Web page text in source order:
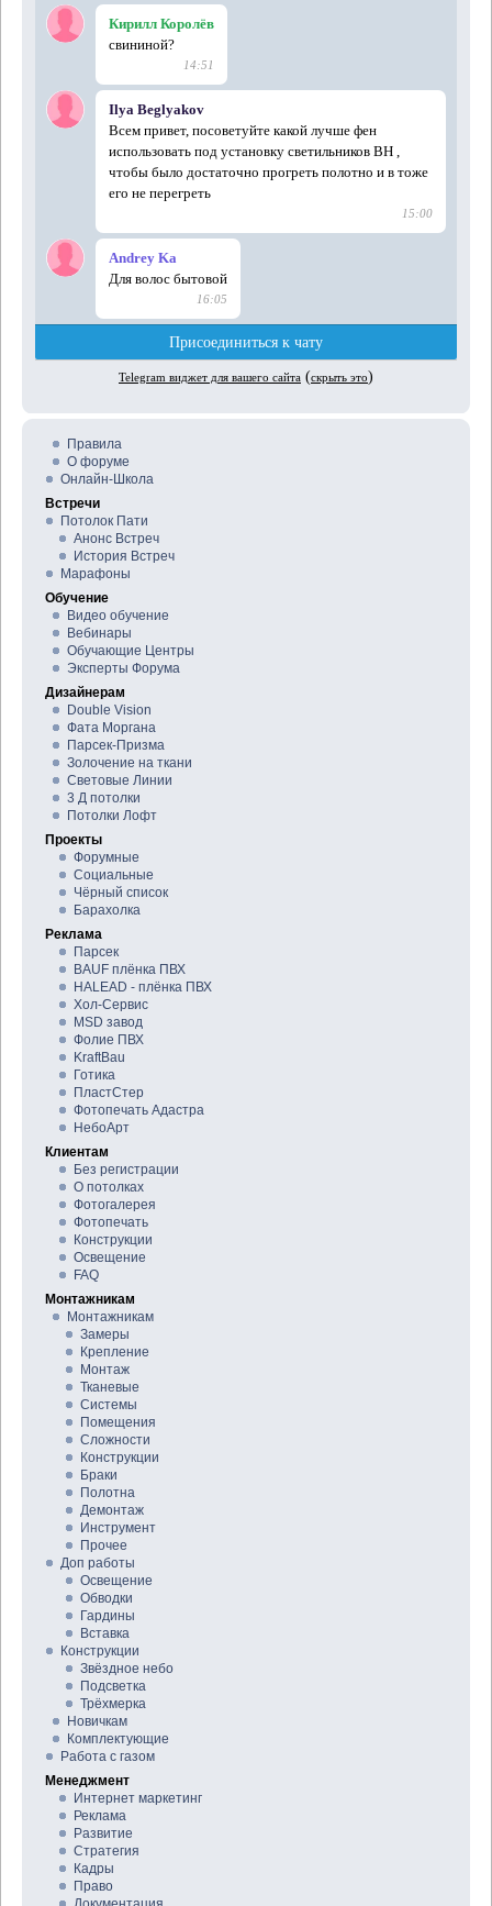
Правила
О форуме
Онлайн-Школа
Встречи
Потолок Пати
Анонс Встреч
История Встреч
Марафоны
Обучение
Видео обучение
Вебинары
Обучающие Центры
Эксперты Форума
Дизайнерам
Double Vision
Фата Моргана
Парсек-Призма
Золочение на ткани
Световые Линии
3 Д потолки
Потолки Лофт
Проекты
Форумные
Социальные
Чёрный список
Барахолка
Реклама
Парсек
BAUF плёнка ПВХ
HALEAD - плёнка ПВХ
Хол-Сервис
MSD завод
Фолие ПВХ
KraftBau
Готика
ПластСтер
Фотопечать Адастра
НебоАрт
Клиентам
Без регистрации
О потолках
Фотогалерея
Фотопечать
Конструкции
Освещение
FAQ
Монтажникам
Монтажникам
Замеры
Крепление
Монтаж
Тканевые
Системы
Помещения
Сложности
Конструкции
Браки
Полотна
Демонтаж
Инструмент
Прочее
Доп работы
Освещение
Обводки
Гардины
Вставка
Конструкции
Звёздное небо
Подсветка
Трёхмерка
Новичкам
Комплектующие
Работа с газом
Менеджмент
Интернет маркетинг
Реклама
Развитие
Стратегия
Кадры
Право